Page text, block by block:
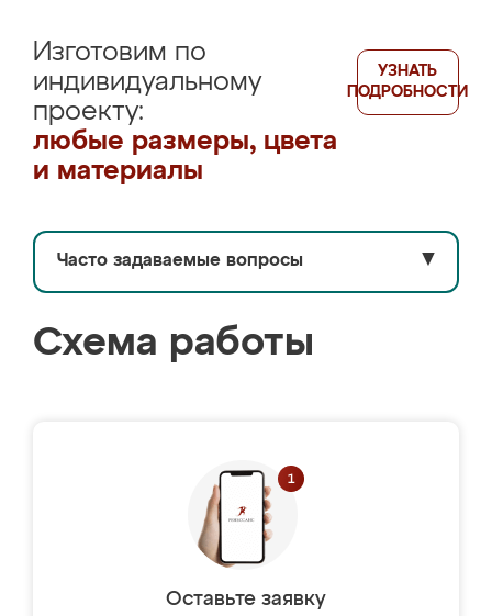
Изготовим по
индивидуальному
проекту:
любые размеры, цвета
и материалы
УЗНАТЬ
ПОДРОБНОСТИ
Часто задаваемые вопросы ▼
Схема работы
Оставьте заявку